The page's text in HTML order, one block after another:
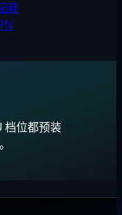
商
档位都预装